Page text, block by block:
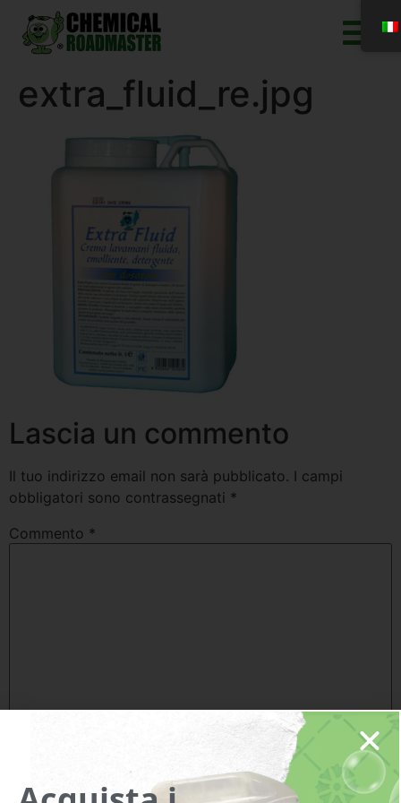
extra_fluid_re.jpg
Lascia un commento
Il tuo indirizzo email non sarà pubblicato. I campi
obbligatori sono contrassegnati *
Commento *